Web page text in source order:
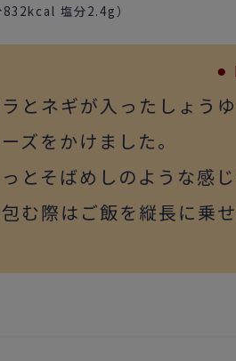
832kcal 塩分2.4g）
●
とネギが入ったしょう
ズをかけました。
とそばめしのような感
む際はご飯を縦長に乗